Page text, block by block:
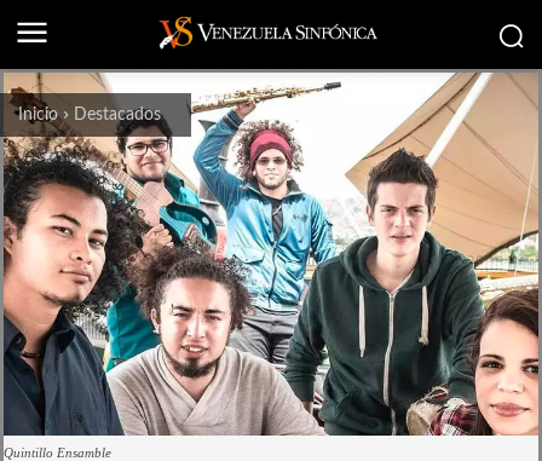
Inicio Destacados
Quintillo Ensamble